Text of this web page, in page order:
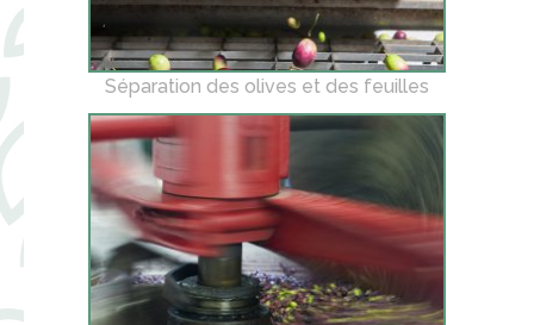
Séparation des olives et des feuilles